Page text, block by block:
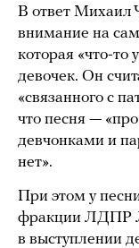
В ответ Михаил
внимание на
которая «что-то
девочек. Он
«связанного с
что песня —
девчонками и
нет».
При этом у
фракции ЛДПР
в выступлении